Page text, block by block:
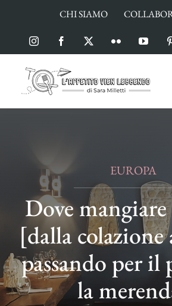
contenuto
CHI SIAMO
InstagramFacebook Flickr
EUROPA
Dove
[dalla colazione
passando per il
la